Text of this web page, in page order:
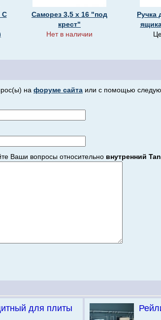
C
Саморез 3,5 х 16 "под
крест"
Нет в наличии
Ручка
на форуме сайта или с помощью
Ваши вопросы относительно внутренний
для плиты